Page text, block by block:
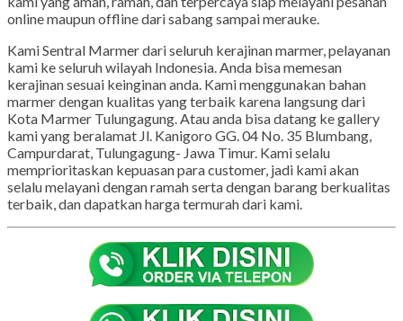
online maupun offline dari sabang sampai merauke.
Kami Sentral Marmer dari seluruh kerajinan marmer, pelayanan
kami ke seluruh wilayah Indonesia. Anda bisa memesan
kerajinan sesuai keinginan anda. Kami menggunakan bahan
marmer dengan kualitas yang terbaik karena langsung dari
Kota Marmer Tulungagung. Atau anda bisa datang ke gallery
kami yang beralamat Jl. Kanigoro GG. 04 No. 35 Blumbang,
Campurdarat, Tulungagung- Jawa Timur. Kami selalu
memprioritaskan kepuasan para customer, jadi kami akan
selalu melayani dengan ramah serta dengan barang berkualitas
terbaik, dan dapatkan harga termurah dari kami.